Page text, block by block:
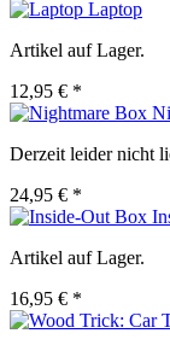
Laptop
Artikel auf Lager.
12,95 € *
Derzeit leider nicht
24,95 € *
Artikel auf Lager.
16,95 € *